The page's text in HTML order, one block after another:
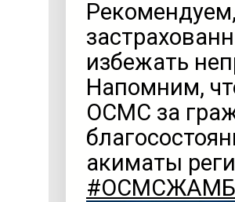
избежать
Напомним,
ОСМС за
акиматы